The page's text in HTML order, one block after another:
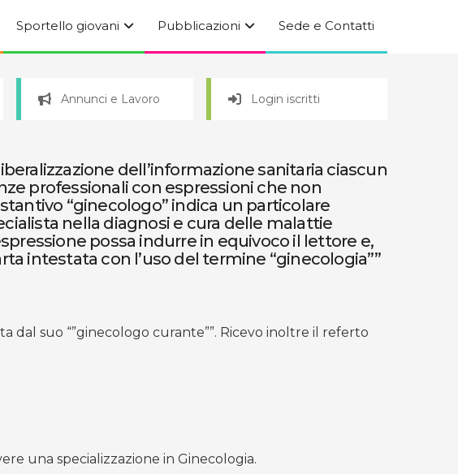
Sportello giovani Pubblicazioni Sede e Contatti
Annunci e Lavoro Login iscritti
dell’informazione sanitaria ciascun
professionali con espressioni che non
“ginecologo” indica un particolare
nella diagnosi e cura delle malattie
possa indurre in equivoco il lettore e,
intestata con l’uso del termine “ginecologia””
dal suo “”ginecologo curante””. Ricevo inoltre il referto
una specializzazione in Ginecologia.